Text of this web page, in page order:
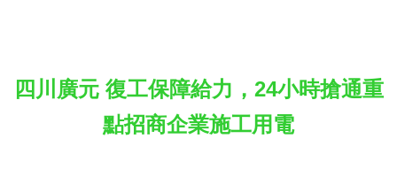
四川廣元 復工保障給力，24小時搶通重
點招商企業施工用電